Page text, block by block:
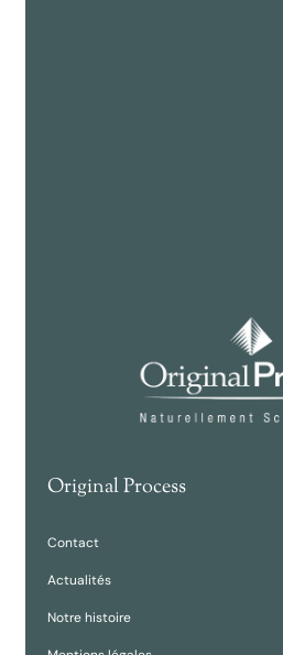
Original Process
Contact
Actualités
Notre histoire